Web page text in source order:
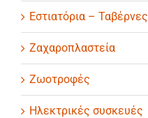
Εστιατόρια – Ταβέρνες
Ζαχαροπλαστεία
Ζωοτροφές
Ηλεκτρικές συσκευές